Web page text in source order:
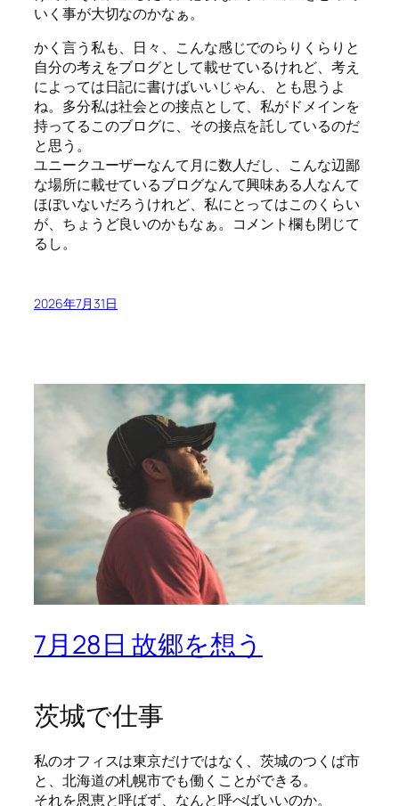
いく事が大切なのかなぁ。
かく言う私も、日々、こんな感じでのらりくらりと
自分の考えをブログとして載せているけれど、考え
によっては日記に書けばいいじゃん、とも思うよ
ね。多分私は社会との接点として、私がドメインを
持ってるこのブログに、その接点を託しているのだ
と思う。
ユニークユーザーなんて月に数人だし、こんな辺鄙
な場所に載せているブログなんて興味ある人なんて
ほぼいないだろうけれど、私にとってはこのくらい
が、ちょうど良いのかもなぁ。コメント欄も閉じて
るし。
2026年7月31日
7月28日 故郷を想う
茨城で仕事
私のオフィスは東京だけではなく、茨城のつくば市
と、北海道の札幌市でも働くことができる。
それを恩恵と呼ばず、なんと呼べばいいのか。